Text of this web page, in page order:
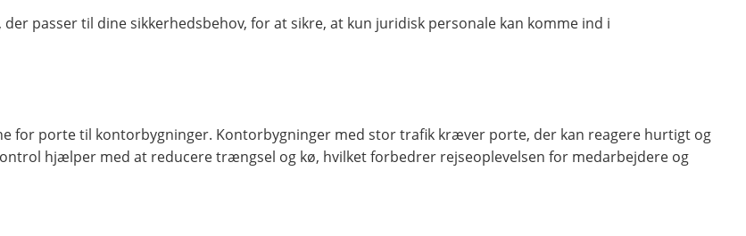
passer til dine sikkerhedsbehov, for at sikre, at kun juridisk personale kan komme ind i
for porte til kontorbygninger. Kontorbygninger med stor trafik kræver porte, der kan reagere hurtigt og
hjælper med at reducere trængsel og kø, hvilket forbedrer rejseoplevelsen for medarbejdere og